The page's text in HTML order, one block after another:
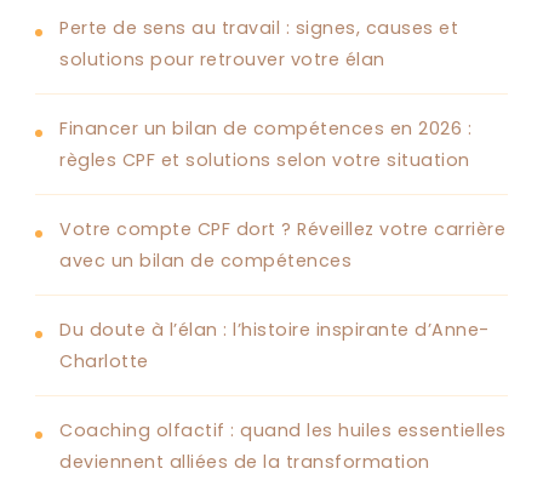
Perte de sens au travail : signes, causes et
solutions pour retrouver votre élan
Financer un bilan de compétences en 2026 :
règles CPF et solutions selon votre situation
Votre compte CPF dort ? Réveillez votre carrière
avec un bilan de compétences
Du doute à l’élan : l’histoire inspirante d’Anne-
Charlotte
Coaching olfactif : quand les huiles essentielles
deviennent alliées de la transformation